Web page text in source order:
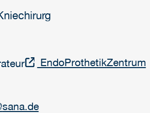
EndoProthetikZentrum
sana.de